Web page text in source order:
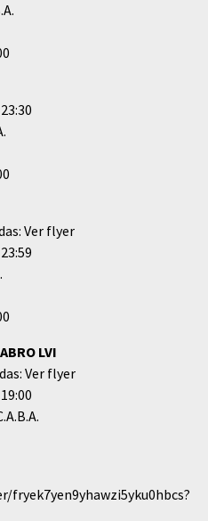
23:30
Ver flyer
23:59
LVI
Ver flyer
19:00